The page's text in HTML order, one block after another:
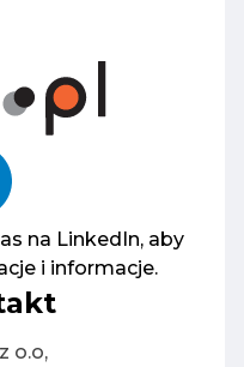
na LinkedIn, aby
i informacje.
o.o,